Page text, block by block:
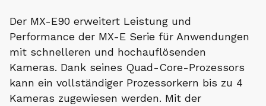
Der MX-E90 erweitert Leistung und
Performance der MX-E Serie für Anwendungen
mit schnelleren und hochauflösenden
Kameras. Dank seines Quad-Core-Prozessors
kann ein vollständiger Prozessorkern bis zu 4
Kameras zugewiesen werden. Mit der